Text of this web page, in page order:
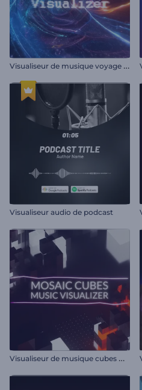
V
isualiseur de musique voyage galactique
Visualiseur audio de podcast
V
isualiseur de musique cubes mosaïques